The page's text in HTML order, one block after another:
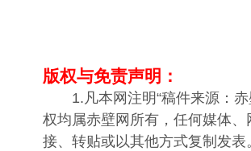
版权与免责声明：
1.凡本网注明“稿件来源：赤
权均属赤壁网所有，任何媒体
接、转贴或以其他方式复制发表